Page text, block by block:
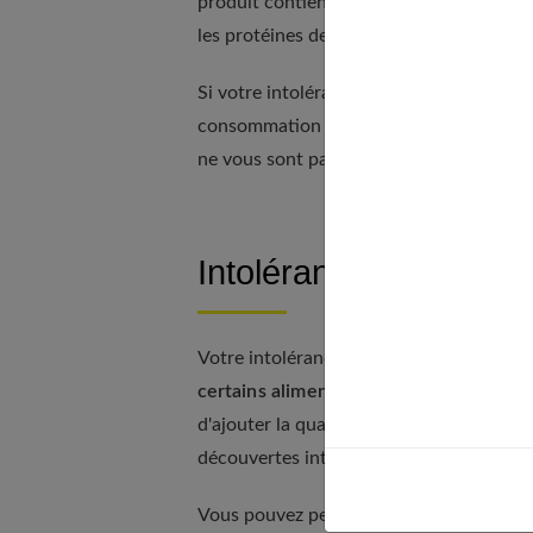
les protéines de lait dans la liste des
Si votre intolérance est
consommation de produits
ne vous sont pas familiers.
Intolérance au
Votre intolérance au lactose ne doit
certains aliments de vos recettes
d'ajouter la quantité correspondante
découvertes intéressantes et
Vous pouvez peut-être faire quelques